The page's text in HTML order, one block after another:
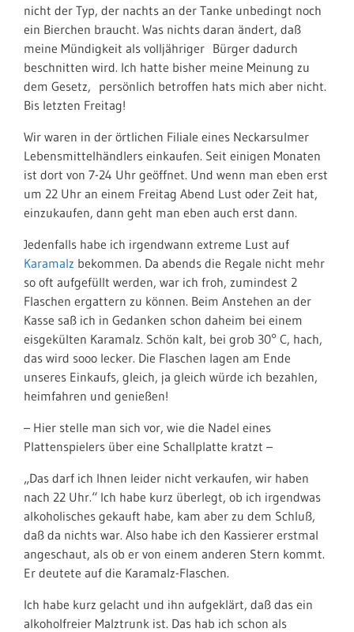
nicht der Typ, der nachts an der Tanke unbedingt noch
ein Bierchen braucht. Was nichts daran ändert, daß
meine Mündigkeit als volljähriger Bürger dadurch
beschnitten wird. Ich hatte bisher meine Meinung zu
dem Gesetz, persönlich betroffen hats mich aber nicht.
Bis letzten Freitag!
Wir waren in der örtlichen Filiale eines Neckarsulmer
Lebensmittelhändlers einkaufen. Seit einigen Monaten
ist dort von 7-24 Uhr geöffnet. Und wenn man eben erst
um 22 Uhr an einem Freitag Abend Lust oder Zeit hat,
einzukaufen, dann geht man eben auch erst dann.
Jedenfalls habe ich irgendwann extreme Lust auf
Karamalz bekommen. Da abends die Regale nicht mehr
so oft aufgefüllt werden, war ich froh, zumindest 2
Flaschen ergattern zu können. Beim Anstehen an der
Kasse saß ich in Gedanken schon daheim bei einem
eisgekülten Karamalz. Schön kalt, bei grob 30° C, hach,
das wird sooo lecker. Die Flaschen lagen am Ende
unseres Einkaufs, gleich, ja gleich würde ich bezahlen,
heimfahren und genießen!
– Hier stelle man sich vor, wie die Nadel eines
Plattenspielers über eine Schallplatte kratzt –
„Das darf ich Ihnen leider nicht verkaufen, wir haben
nach 22 Uhr.“ Ich habe kurz überlegt, ob ich irgendwas
alkoholisches gekauft habe, kam aber zu dem Schluß,
daß da nichts war. Also habe ich den Kassierer erstmal
angeschaut, als ob er von einem anderen Stern kommt.
Er deutete auf die Karamalz-Flaschen.
Ich habe kurz gelacht und ihn aufgeklärt, daß das ein
alkoholfreier Malztrunk ist. Das hab ich schon als